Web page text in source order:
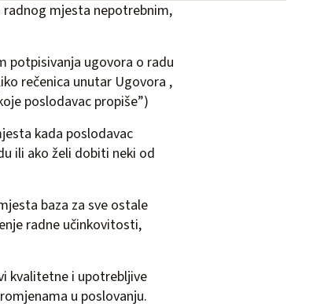
mjesta nepotrebnim,
potpisivanja ugovora o radu
rečenica unutar Ugovora ,
poslodavac propiše”)
kada poslodavac
ili ako želi dobiti neki od
baza za sve ostale
radne učinkovitosti,
kvalitetne i upotrebljive
u poslovanju.